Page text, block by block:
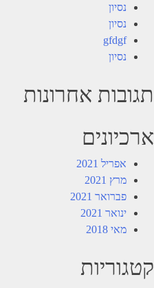
נסיון
נסיון
gfdgf
נסיון
תגובות אחרונות
ארכיונים
אפריל 2021
מרץ 2021
פברואר 2021
ינואר 2021
מאי 2018
קטגוריות